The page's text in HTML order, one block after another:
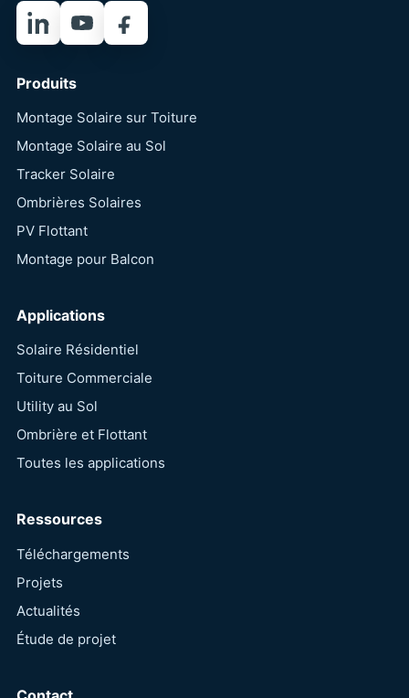
LinkedInYouTubeFacebook
Produits
Montage Solaire sur Toiture
Montage Solaire au Sol
Tracker Solaire
Ombrières Solaires
PV Flottant
Montage pour Balcon
Applications
Solaire Résidentiel
Toiture Commerciale
Utility au Sol
Ombrière et Flottant
Toutes les applications
Ressources
Téléchargements
Projets
Actualités
Étude de projet